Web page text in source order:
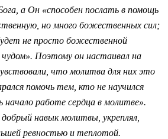
а Он «способен послать в помощь
но много божественных сил;
не просто божественной
Поэтому он настаивал на
что молитва для них это
помочь тем, кто не научился
работе сердца в молитве».
навык молитвы, укреплял,
ревностью и теплотой.